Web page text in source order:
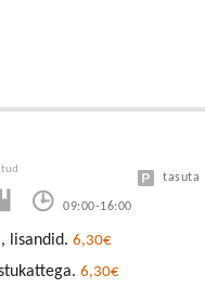
09:00-16:00
tasuta
lisandid. 6,30€
6,30€